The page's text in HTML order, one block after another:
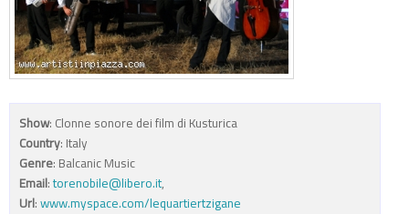
Show: Clonne sonore dei film di Kusturica
Country: Italy
Genre: Balcanic Music
Email: torenobile@libero.it,
Url: www.myspace.com/lequartiertzigane